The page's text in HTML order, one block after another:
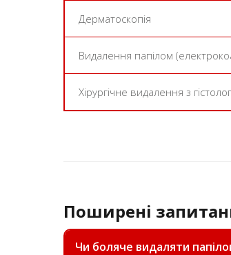
Дерматоскопія
Видалення папілом
Хірургічне видалення з
Поширені
Чи боляче видаляти